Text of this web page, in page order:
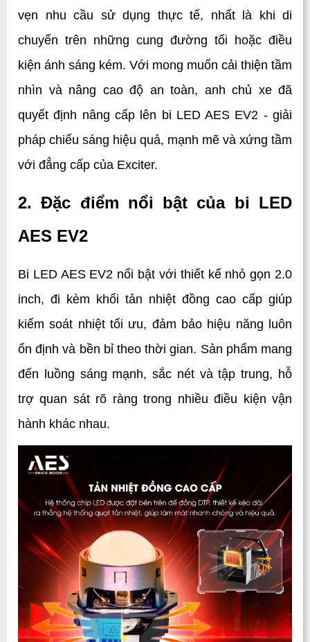
vẹn nhu cầu sử dụng thực tế, nhất là khi di
chuyển trên những cung đường tối hoặc điều
kiện ánh sáng kém. Với mong muốn cải thiện tầm
nhìn và nâng cao độ an toàn, anh chủ xe đã
quyết định nâng cấp lên bi LED AES EV2 - giải
pháp chiếu sáng hiệu quả, mạnh mẽ và xứng tầm
với đẳng cấp của Exciter.
2. Đặc điểm nổi bật của bi LED
AES EV2
Bi LED AES EV2 nổi bật với thiết kế nhỏ gọn 2.0
inch, đi kèm khối tản nhiệt đồng cao cấp giúp
kiểm soát nhiệt tối ưu, đảm bảo hiệu năng luôn
ổn định và bền bỉ theo thời gian. Sản phẩm mang
đến luồng sáng mạnh, sắc nét và tập trung, hỗ
trợ quan sát rõ ràng trong nhiều điều kiện vận
hành khác nhau.